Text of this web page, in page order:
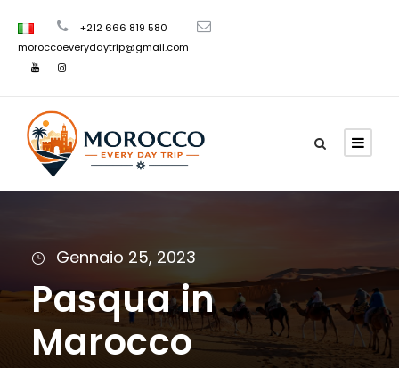
+212 666 819 580
moroccoeverydaytrip@gmail.com
Gennaio 25, 2023
Pasqua in
Marocco